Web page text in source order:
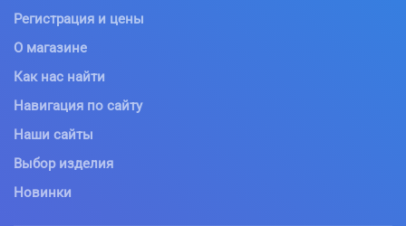
Регистрация и цены
О магазине
Как нас найти
Навигация по сайту
Наши сайты
Выбор изделия
Новинки